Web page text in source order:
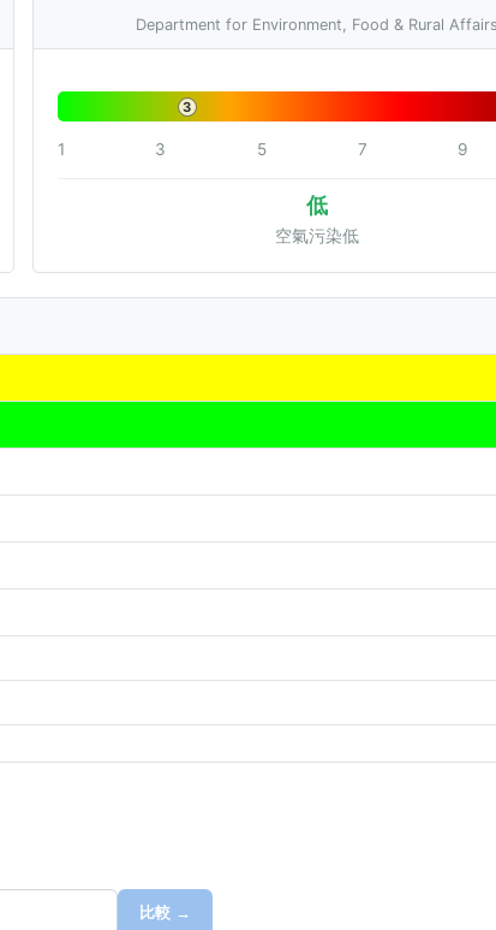
Department for Environment, Food & Rural
3
1 3 5 7 9
低
空氣污染低
比較 →